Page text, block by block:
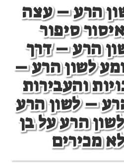
הרע – עצה
סיפור
הרע – דרך
לשון הרע –
והעבירות
– לשון הרע
הרע על בן
מכירים